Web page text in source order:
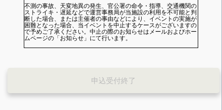
不測の事故、天変地異の発生、官公署の命令・指導、交通機関の
ストライキ・遅延などで運営事務局が当施設の利用を不可能と判
断した場合、または主催者の事由などにより、イベントの実施が
困難となった場合、当イベントを中止するケースがございますの
で予めご了承ください。中止の際のお知らせはメールおよびホー
ムページの「お知らせ」にて行います。
申込受付終了